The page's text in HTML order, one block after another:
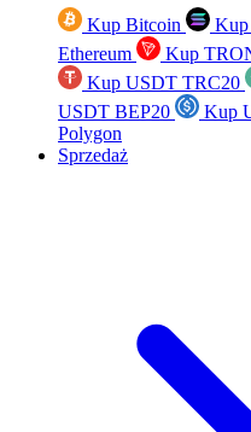
Kup Bitcoin Kup
Ethereum
Kup
Kup USDT TRC20
USDT BEP20
Kup
Polygon
Sprzedaż